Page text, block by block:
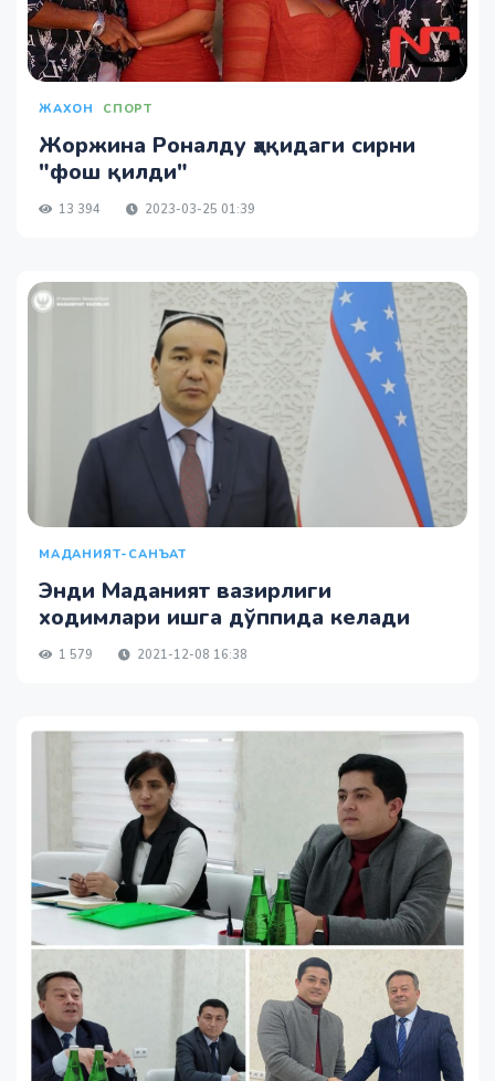
ЖАХОН СПОРТ
Жоржина Роналду ҳақидаги сирни
"фош қилди"
13 394 2023-03-25 01:39
МАДАНИЯТ-САНЪАТ
Энди Маданият вазирлиги
ходимлари ишга дўппида келади
1 579 2021-12-08 16:38